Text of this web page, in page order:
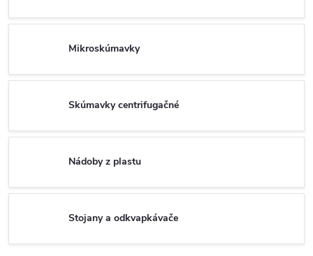
Mikroskúmavky
Skúmavky centrifugačné
Nádoby z plastu
Stojany a odkvapkávače